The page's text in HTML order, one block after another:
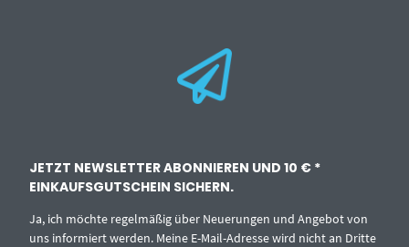
JETZT NEWSLETTER ABONNIEREN UND 10 € *
EINKAUFSGUTSCHEIN SICHERN.
Ja, ich möchte regelmäßig über Neuerungen und Angebot von
uns informiert werden. Meine E-Mail-Adresse wird nicht an Dritte